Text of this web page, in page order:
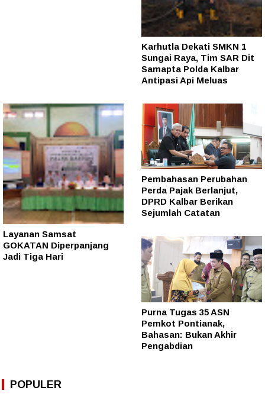
Karhutla Dekati SMKN 1
Sungai Raya, Tim SAR Dit
Samapta Polda Kalbar
Antipasi Api Meluas
Layanan Samsat
GOKATAN Diperpanjang
Jadi Tiga Hari
Pembahasan Perubahan
Perda Pajak Berlanjut,
DPRD Kalbar Berikan
Sejumlah Catatan
Purna Tugas 35 ASN
Pemkot Pontianak,
Bahasan: Bukan Akhir
Pengabdian
POPULER